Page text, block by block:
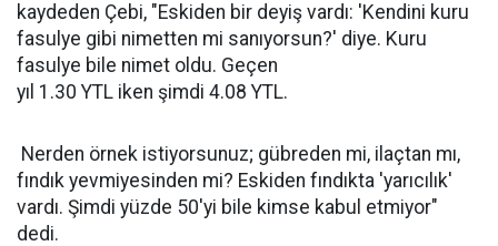
kaydeden Çebi, "Eskiden bir deyiş vardı: 'Kendini kuru
fasulye gibi nimetten mi sanıyorsun?' diye. Kuru
fasulye bile nimet oldu. Geçen
yıl 1.30 YTL iken şimdi 4.08 YTL.
Nerden örnek istiyorsunuz; gübreden mi, ilaçtan mı,
fındık yevmiyesinden mi? Eskiden fındıkta 'yarıcılık'
vardı. Şimdi yüzde 50'yi bile kimse kabul etmiyor"
dedi.